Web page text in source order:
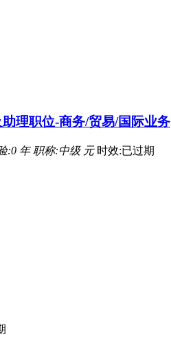
理职位-商务/贸易/国际业务
:0 年 职称:中级 元时效:已过期